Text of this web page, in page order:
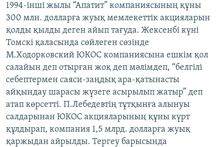
1994-інші жылы “Апатит” компаниясының құны
300 млн. долларға жуық мемлекеттік акцияларын
қолды қылды деген айып тағуда. Жексенбі күні
Томскі қаласында сөйлеген сөзінде
М.Ходорковский ЮКОС компаниясына ешкім қол
салайын деп отырған жоқ деп мәлімдеп, “белгілі
себептермен саяси-заңдық ара-қатынасты
айқындау шарасы жүзеге асырылып жатыр” деп
атап көрсетті. П.Лебедевтің тұтқынға алынуы
салдарынан ЮКОС акцияларының құны күрт
құлдырап, компания 1,5 млрд. долларға жуық
қаржыдан айрылды. Тергеу барысында